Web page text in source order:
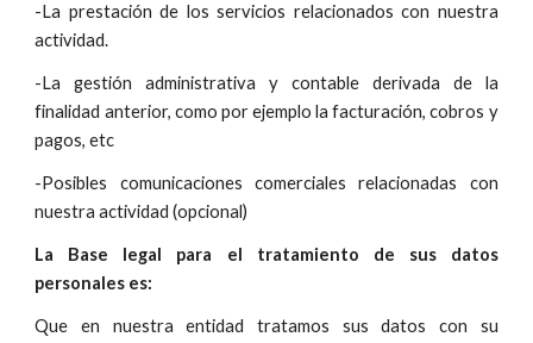
-La prestación de los servicios relacionados con nuestra
actividad.
-La gestión administrativa y contable derivada de la
finalidad anterior, como por ejemplo la facturación, cobros y
pagos, etc
-Posibles comunicaciones comerciales relacionadas con
nuestra actividad (opcional)
La Base legal para el tratamiento de sus datos
personales es:
Que en nuestra entidad tratamos sus datos con su